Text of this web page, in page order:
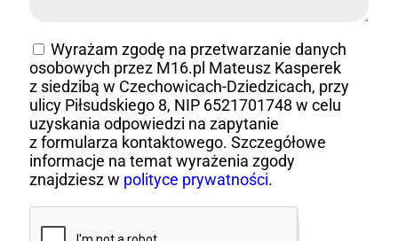
Wyrażam zgodę na przetwarzanie danych
osobowych przez M16.pl Mateusz Kasperek
z siedzibą w Czechowicach-Dziedzicach, przy
ulicy Piłsudskiego 8, NIP 6521701748 w celu
uzyskania odpowiedzi na zapytanie
z formularza kontaktowego. Szczegółowe
informacje na temat wyrażenia zgody
znajdziesz w polityce prywatności.